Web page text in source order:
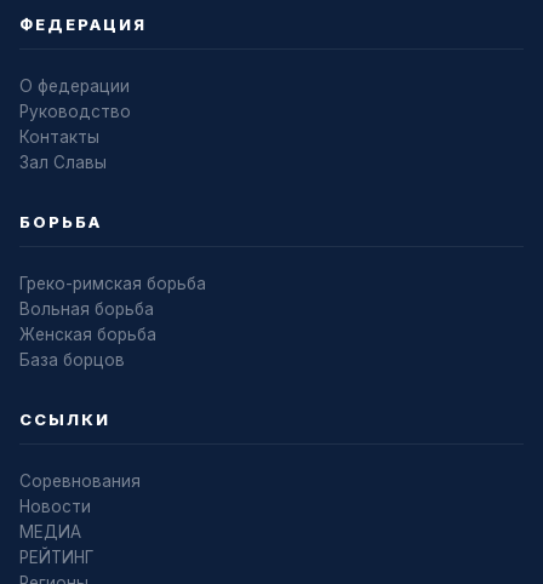
ФЕДЕРАЦИЯ
О федерации
Руководство
Контакты
Зал Славы
БОРЬБА
Греко-римская борьба
Вольная борьба
Женская борьба
База борцов
ССЫЛКИ
Соревнования
Новости
МЕДИА
РЕЙТИНГ